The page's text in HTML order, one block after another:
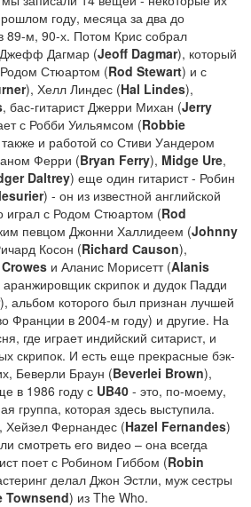
году, месяца за два до
89-м, 90-х. Потом Крис собрал
Дагмар (Jeoff Dagmar), который
Стюартом (Rod Stewart) и с
), Хелл Линдес (Hal Lindes),
, бас-гитарист Джерри Михан (Jerry
с Робби Уильямсом (Robbie
и работой со Стиви Уандером
Ферри (Bryan Ferry), Midge Ure,
Daltrey) еще один гитарист - Робин
) - он из известной английской
играл с Родом Стюартом (Rod
певцом Джонни Халлидеем (Johnny
Косон (Richard Сauson),
и Аланис Морисетт (Alanis
скрипок и дудок Падди
), альбом которого был признан лучшей
Франции в 2004-м году) и другие. На
где играет индийский ситарист, и
скрипок. И есть еще прекрасные бэк-
Беверли Браун (Beverlei Brown),
в 1986 году с UB40 - это, по-моему,
группа, которая здесь выступила.
Хейзел Фернандес (Hazel Fernandes)
смотреть его видео – она всегда
поет с Робином Гиббом (Robin
делал Джон Эстли, муж сестры
Townsend) из The Who.